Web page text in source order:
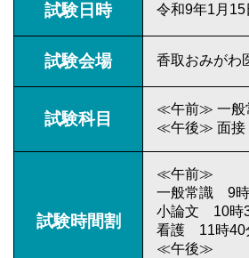
試験日時 令和9年1月
試験会場 香取おみがわ
試験科目
≪午前≫ 一般
≪午後≫ 面接
試験時間割
≪午前≫
一般常識 9時
小論文 10時
看護 11時40
≪午後≫